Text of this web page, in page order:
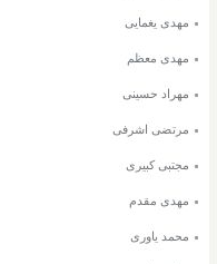
مهدی یغمایی
مهدی معظم
مهراد حسینی
مرتضی اشرفی
مجتبی کبیری
مهدی مقدم
محمد یاوری